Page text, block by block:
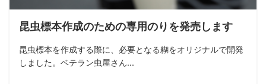
昆虫標本作成のための専用のりを発売します
昆虫標本を作成する際に、必要となる糊をオリジナルで開発
しました。ベテラン虫屋さん...